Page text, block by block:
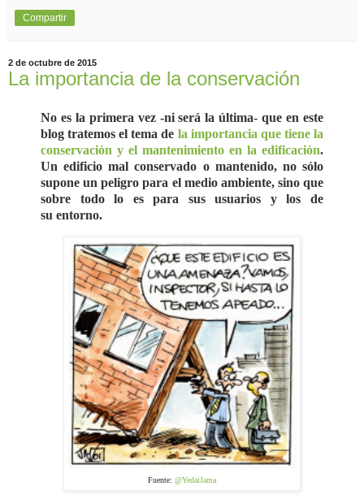
Compartir
2 de octubre de 2015
La importancia de la conservación
No es la primera vez -ni será la última- que en este
blog tratemos el tema de la importancia que tiene la
conservación y el mantenimiento en la edificación.
Un edificio mal conservado o mantenido, no sólo
supone un peligro para el medio ambiente, sino que
sobre todo lo es para sus usuarios y los de
su entorno.
Fuente: @YedaiJama